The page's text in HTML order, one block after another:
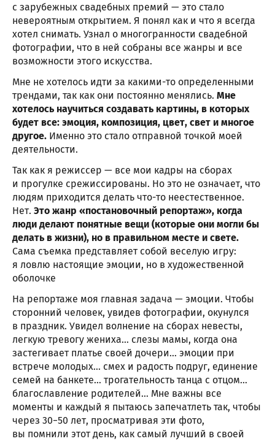
с зарубежных свадебных премий — это стало
невероятным открытием. Я понял как и что я всегда
хотел снимать. Узнал о многогранности свадебной
фотографии, что в ней собраны все жанры и все
возможности этого искусства.
Мне не хотелось идти за какими-то определенными
трендами, так как они постоянно менялись. Мне
хотелось научиться создавать картины, в которых
будет все: эмоция, композиция, цвет, свет и многое
другое. Именно это стало отправной точкой моей
деятельности.
Так как я режиссер — все мои кадры на сборах
и прогулке срежиссированы. Но это не означает, что
людям приходится делать что-то неестественное.
Нет. Это жанр «постановочный репортаж», когда
люди делают понятные вещи (которые они могли бы
делать в жизни), но в правильном месте и свете.
Сама съемка представляет собой веселую игру:
я ловлю настоящие эмоции, но в художественной
оболочке
На репортаже моя главная задача — эмоции. Чтобы
сторонний человек, увидев фотографии, окунулся
в праздник. Увидел волнение на сборах невесты,
легкую тревогу жениха… слезы мамы, когда она
застегивает платье своей дочери… эмоции при
встрече молодых… смех и радость подруг, единение
семей на банкете… трогательность танца с отцом…
благославление родителей… Мне важны все
моменты и каждый я пытаюсь запечатлеть так, чтобы
через 30−50 лет, просматривая эти фото,
вы помнили этот день, как самый лучший в своей